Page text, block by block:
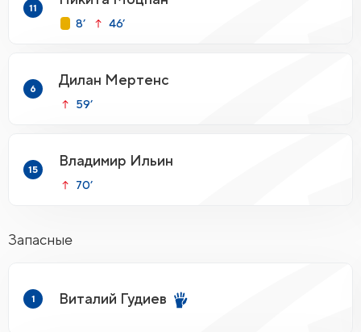
11
8’ 46’
6
Дилан Мертенс
59’
15
Владимир Ильин
70’
Запасные
1 Виталий Гудиев